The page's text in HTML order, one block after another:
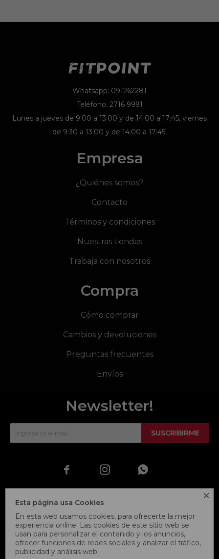

Esta página usa Cookies
En esta web usamos cookies, para ofrecerte la mejor
experiencia online. Las cookies de este sitio web se
usan para personalizar el contenido y los anuncios,
ofrecer funciones de redes sociales y analizar el tráfico,
publicidad y análisis web.
Whatsapp: 091262281
Teléfono: 2716 9991
Lunes a jueves de 9:00 a 13:00 y de 14:00 a 17:45, viernes
de 9:30 a 13:00 y de 14:00 a 17:45.
Empresa
¿Quiénes somos?
Contacto
Términos y condiciones
Nuestras tiendas
Trabaja con nosotros
Compra
Cómo comprar
Cambios y devoluciones
Preguntas frecuentes
Envíos
Newsletter!
SUSCRIBIRME
  